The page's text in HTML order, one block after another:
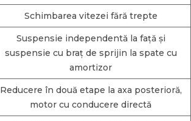
Schimbarea vitezei fără trepte
Suspensie independentă la față și
suspensie cu braț de sprijin la spate cu
amortizor
Reducere în două etape la axa posterioră,
motor cu conducere directă